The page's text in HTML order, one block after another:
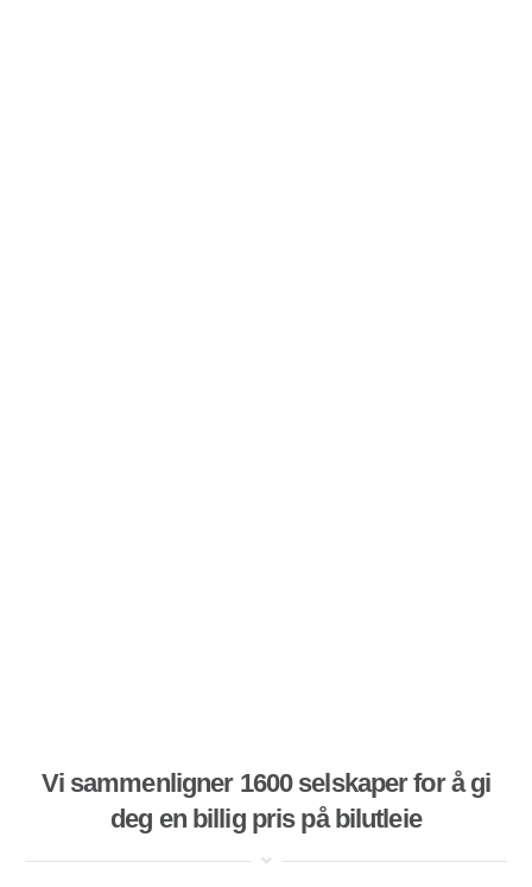
Vi sammenligner 1600 selskaper for å gi
deg en billig pris på bilutleie